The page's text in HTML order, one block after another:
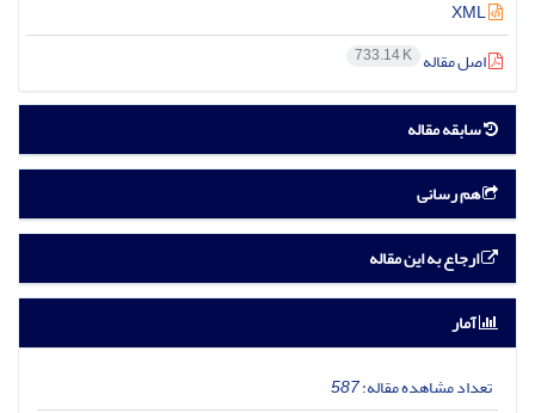
اصل مقاله 733.14 K
سابقه مقاله
هم رسانی
ارجاع به این مقاله
آمار
تعداد مشاهده مقاله:587